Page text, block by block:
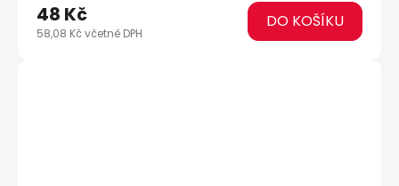
58,08 Kč včetně DPH
48 Kč DO KOŠÍKU